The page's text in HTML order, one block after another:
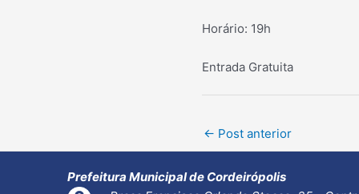
Horário: 19h
Entrada Gratuita
Post
← Post anterior
Prefeitura Municipal de Cordeirópolis